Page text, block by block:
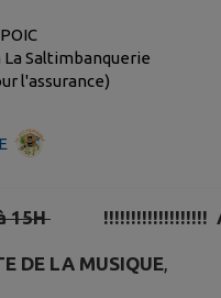
Saltimbanquerie
l'assurance)
15H !!!!!!!!!!!!!!!!!!!
DE LA MUSIQUE,